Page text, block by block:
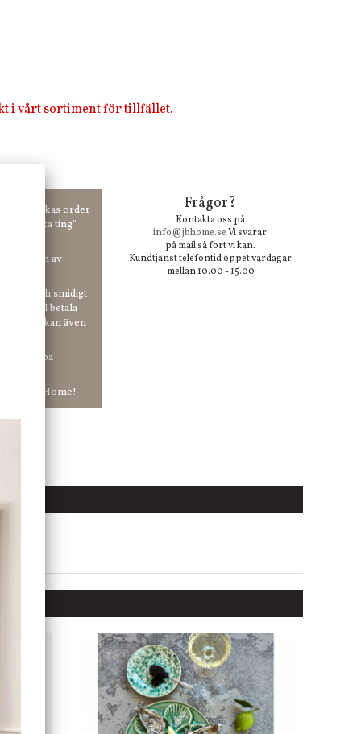
i vårt sortiment för tillfället.
kr skickas order
"unika ting"
anmälan av
och smidigt
hur du vill betala
Och du kan även
ha snabba
hos Jb Home!
Frågor?
Kontakta oss på
info@jbhome.seVi svarar
på mail så fort vi kan.
Kundtjänst telefontid öppet vardagar
mellan 10.00 - 15.00